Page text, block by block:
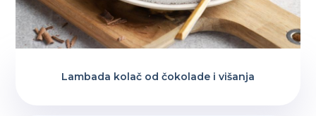
Lambada kolač od čokolade i višanja